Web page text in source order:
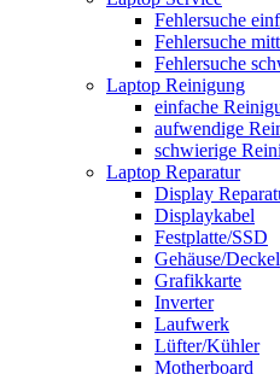
Fehlersuche
Fehlersuche
Fehlersuche
Laptop Reinigung
einfache
aufwendige
schwierige
Laptop Reparatur
Display
Displaykabel
Festplatte/SSD
Gehäuse/Deckel
Grafikkarte
Inverter
Laufwerk
Lüfter/Kühler
Motherboard